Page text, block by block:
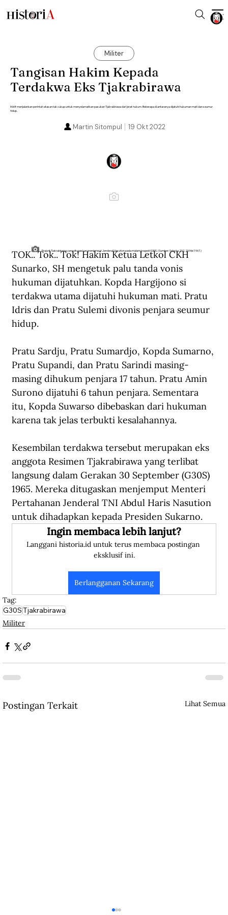
Militer
Tangisan Hakim Kepada
Terdakwa Eks Tjakrabirawa
Motif menjalankan perintah atasan tak cukup untuk menyelamatkan pasukan Tjakrabirawa dari jerat hukum. Beberapa di antaranya dijatuhi hukuman mati dan seumur
hidup.
19 Okt 2022
Martin Sitompul
Prajurit Tjakrabirawa yang dtugaskan menjemput Jenderal Nasution pada malam tragedi G30S. (Sumber: Selecta 297, 29 Mei 1967.)
TOK.. Tok.. Tok! Hakim Ketua Letkol CKH
Sunarko, SH mengetuk palu tanda vonis
hukuman dijatuhkan. Kopda Hargijono si
terdakwa utama dijatuhi hukuman mati. Pratu
Idris dan Pratu Sulemi divonis penjara seumur
hidup.
Pratu Sardju, Pratu Sumardjo, Kopda Sumarno,
Pratu Supandi, dan Pratu Sarindi masing-
masing dihukum penjara 17 tahun. Pratu Amin
Surono dijatuhi 6 tahun penjara. Sementara
itu, Kopda Suwarso dibebaskan dari hukuman
karena tak jelas terbukti kesalahannya.
Kesembilan terdakwa tersebut merupakan eks
anggota Resimen Tjakrabirawa yang terlibat
langsung dalam Gerakan 30 September (G30S)
1965. Mereka ditugaskan menjemput Menteri
Pertahanan Jenderal TNI Abdul Haris Nasution
untuk dihadapkan kepada Presiden Sukarno.
Ingin membaca lebih lanjut?
Langgani historia.id untuk terus membaca postingan
eksklusif ini.
Berlangganan Sekarang
Tag:
G30STjakrabirawa
Militer
Postingan Terkait Lihat Semua